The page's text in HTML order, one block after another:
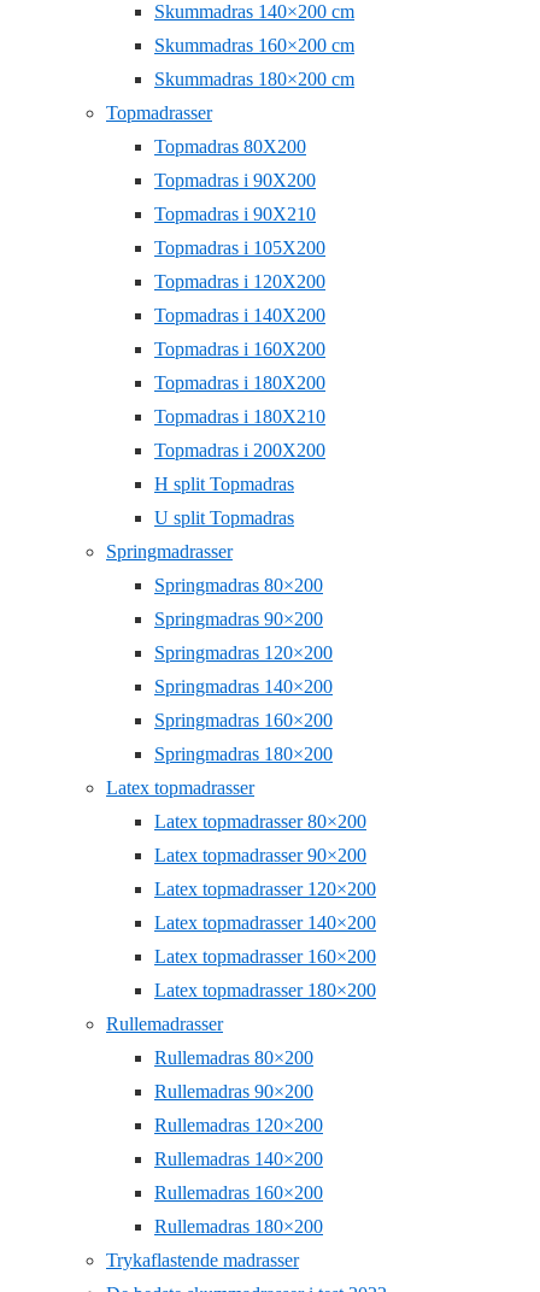
Skummadras 140×200 cm
Skummadras 160×200 cm
Skummadras 180×200 cm
Topmadrasser
Topmadras 80X200
Topmadras i 90X200
Topmadras i 90X210
Topmadras i 105X200
Topmadras i 120X200
Topmadras i 140X200
Topmadras i 160X200
Topmadras i 180X200
Topmadras i 180X210
Topmadras i 200X200
H split Topmadras
U split Topmadras
Springmadrasser
Springmadras 80×200
Springmadras 90×200
Springmadras 120×200
Springmadras 140×200
Springmadras 160×200
Springmadras 180×200
Latex topmadrasser
Latex topmadrasser 80×200
Latex topmadrasser 90×200
Latex topmadrasser 120×200
Latex topmadrasser 140×200
Latex topmadrasser 160×200
Latex topmadrasser 180×200
Rullemadrasser
Rullemadras 80×200
Rullemadras 90×200
Rullemadras 120×200
Rullemadras 140×200
Rullemadras 160×200
Rullemadras 180×200
Trykaflastende madrasser